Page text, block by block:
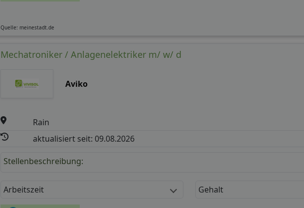
Quelle: meinestadt.de
Mechatroniker / Anlagenelektriker m/ w/ d
Aviko
Rain
aktualisiert seit: 09.08.2026
Stellenbeschreibung:
Arbeitszeit Gehalt